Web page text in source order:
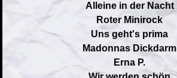
Alleine in der Nacht
Roter Minirock
Uns geht's prima
Madonnas Dickdarm
Erna P.